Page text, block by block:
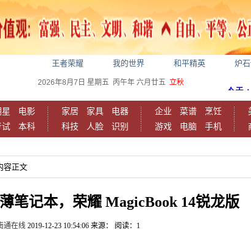
王者荣耀 我的世界 和平精英 炉
2026年8月7日 星期五 丙午年 六月廿五 立秋
星
电影
试 本科
家居 家具
电器
科技
人脸 识别
企业 菜谱
烹饪
游戏
电脑 手机
容正文
笔记本，荣耀 MagicBook 14锐龙版
通在线 2019-12-23 10:54:06 来源： 阅读：1